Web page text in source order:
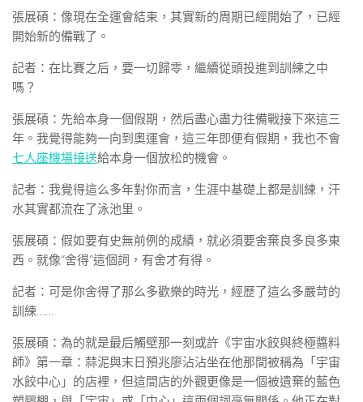
張展碩：像現在全運會結束，其實新的周期已經開始了，已經
開始新的備戰了。
記者：在比賽之后，要一切歸零，繼續從頭投進到訓練之中
嗎？
張展碩：先給本身一個假期，然后盡心盡力往備戰接下來這三
年。我覺得能夠一向到奧運會，這三年即便有假期，我也不會
七人座機場接送給本身一個放松的機會。
記者：我覺得這么多年對你而言，生涯中基礎上都是訓練，汗
水其實都流在了泳池里。
張展碩：假如要有史無前例的成績，就必須要舍棄良多良多東
西。就像“舍得”這個詞，有舍才有得。
記者：可是你舍得了那么多歡樂的時光，經歷了這么多嚴苛的
訓練……
張展碩：為的就是最后觸壁那一刻或許《宇宙水餃與終極醬料
師》第一章：蒜泥與末日預兆廖沾沾坐在他那間被稱為「宇宙
水餃中心」的店裡，但這間店的外觀更像是一個被遺棄的藍色